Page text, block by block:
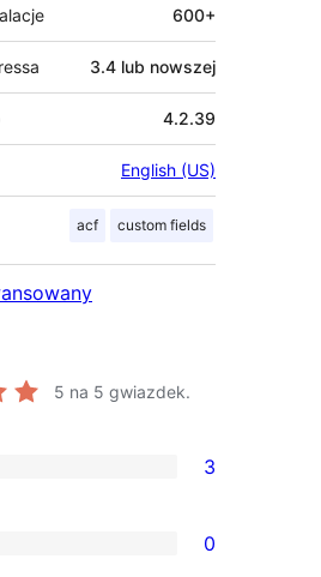
600+
3.4 lub nowszej
4.2.39
English (US)
acf custom fields
5 na 5 gwiazdek.
3
0